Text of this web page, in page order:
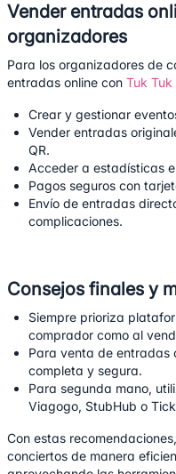
Vender entradas
organizadores
Para los organizadores de
entradas online con Tuk Tuk
Crear y gestionar
Vender entradas
QR.
Acceder a estadísticas
Pagos seguros con
Envío de entradas
complicaciones.
Consejos finales y
Siempre prioriza
comprador como al
Para venta de entradas
completa y segura.
Para segunda mano,
Viagogo, StubHub o
Con estas
conciertos de manera